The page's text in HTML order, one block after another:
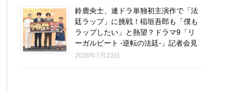
鈴鹿央士、連ドラ単独初主演作で「法
廷ラップ」に挑戦！稲垣吾郎も「僕も
ラップしたい」と熱望？ドラマ9「リ
ーガルビート -逆転の法廷-」記者会見
2026年7月23日